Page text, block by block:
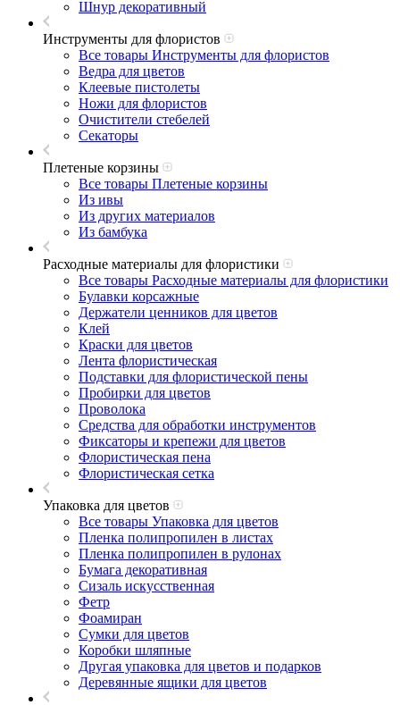
Шнур декоративный
Инструменты для флористов
Все товары Инструменты для флористов
Ведра для цветов
Клеевые пистолеты
Ножи для флористов
Очистители стебелей
Секаторы
Плетеные корзины
Все товары Плетеные корзины
Из ивы
Из других материалов
Из бамбука
Расходные материалы для флористики
Все товары Расходные материалы для флористики
Булавки корсажные
Держатели ценников для цветов
Клей
Краски для цветов
Лента флористическая
Подставки для флористической пены
Пробирки для цветов
Проволока
Средства для обработки инструментов
Фиксаторы и крепежи для цветов
Флористическая пена
Флористическая сетка
Упаковка для цветов
Все товары Упаковка для цветов
Пленка полипропилен в листах
Пленка полипропилен в рулонах
Бумага декоративная
Сизаль искусственная
Фетр
Фоамиран
Сумки для цветов
Коробки шляпные
Другая упаковка для цветов и подарков
Деревянные ящики для цветов